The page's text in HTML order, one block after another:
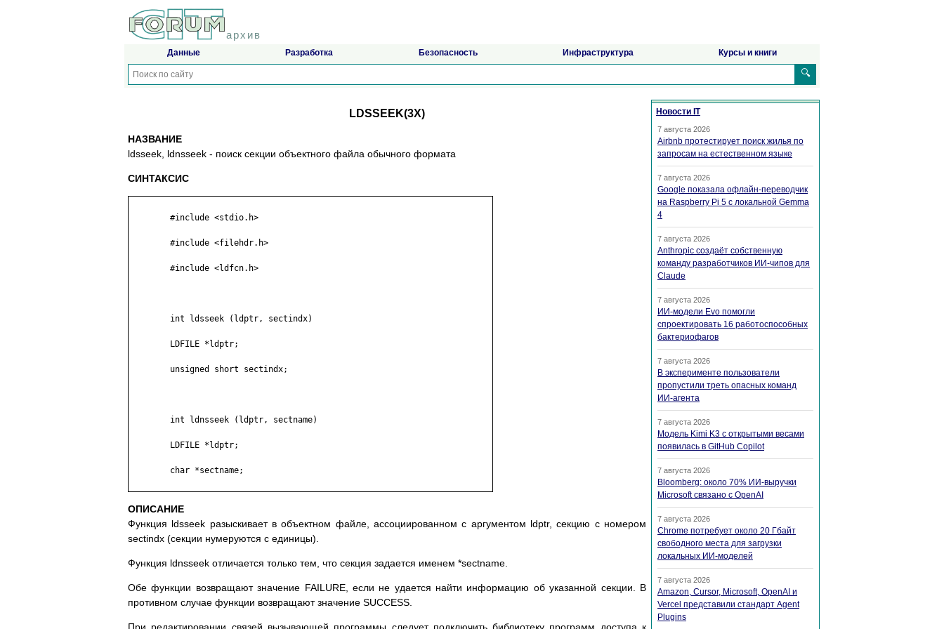
архив
Данные Разработка Безопасность Инфраструктура Курсы и книги
🔍
LDSSEEK(3X)
НАЗВАНИЕ
ldsseek, ldnsseek - поиск секции объектного файла обычного формата
СИНТАКСИС
ОПИСАНИЕ
Функция ldsseek разыскивает в объектном файле, ассоциированном с аргументом ldptr, секцию с номером
sectindx (секции нумеруются с единицы).
Функция ldnsseek отличается только тем, что секция задается именем *sectname.
Обе функции возвращают значение FAILURE, если не удается найти информацию об указанной секции. В
противном случае функции возвращают значение SUCCESS.
Новости IT
7 августа 2026
Airbnb протестирует поиск жилья по
запросам на естественном языке
7 августа 2026
Google показала офлайн-переводчик
на Raspberry Pi 5 с локальной Gemma
4
7 августа 2026
Anthropic создаёт собственную
команду разработчиков ИИ-чипов для
Claude
7 августа 2026
ИИ-модели Evo помогли
спроектировать 16 работоспособных
бактериофагов
7 августа 2026
В эксперименте пользователи
пропустили треть опасных команд
ИИ-агента
7 августа 2026
Модель Kimi K3 с открытыми весами
появилась в GitHub Copilot
7 августа 2026
Bloomberg: около 70% ИИ-выручки
Microsoft связано с OpenAI
7 августа 2026
Chrome потребует около 20 Гбайт
свободного места для загрузки
локальных ИИ-моделей
7 августа 2026
Amazon, Cursor, Microsoft, OpenAI и
Vercel представили стандарт Agent
Plugins